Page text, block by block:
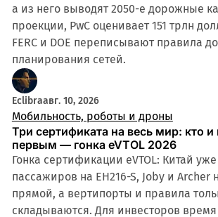
а из него выводят 2050-е дорожные
проекции, PwC оценивает 151 трлн
FERC и DOE переписывают правила
планирования сетей.
Eclibraавг. 10, 2026
Мобильность, роботы и дроны
Три сертификата на весь мир: кто и
первым — гонка eVTOL 2026
Гонка сертификации eVTOL: Китай
пассажиров на EH216-S, Joby и
прямой, а вертипорты и правила
складываются. Для инвесторов время